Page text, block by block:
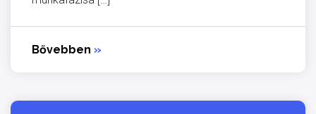
Bővebben »